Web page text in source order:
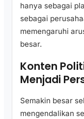
hanya sebagai
sebagai
memengaruhi
besar.
Konten
Menjadi
Semakin besar
mengendalikan